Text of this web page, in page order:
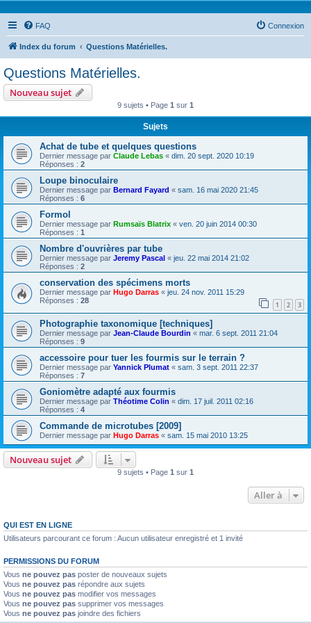
FAQ Connexion
Index du forum Questions Matérielles.
Questions Matérielles.
Nouveau sujet
9 sujets • Page 1 sur 1
Sujets
Achat de tube et quelques questions
Dernier message par Claude Lebas « dim. 20 sept. 2020 10:19
Réponses : 2
Loupe binoculaire
Dernier message par Bernard Fayard « sam. 16 mai 2020 21:45
Réponses : 6
Formol
Dernier message par Rumsaïs Blatrix « ven. 20 juin 2014 00:30
Réponses : 1
Nombre d'ouvrières par tube
Dernier message par Jeremy Pascal « jeu. 22 mai 2014 21:02
Réponses : 2
conservation des spécimens morts
Dernier message par Hugo Darras « jeu. 24 nov. 2011 15:29
Réponses : 28 1 2 3
Photographie taxonomique [techniques]
Dernier message par Jean-Claude Bourdin « mar. 6 sept. 2011 21:04
Réponses : 9
accessoire pour tuer les fourmis sur le terrain ?
Dernier message par Yannick Plumat « sam. 3 sept. 2011 22:37
Réponses : 7
Goniomètre adapté aux fourmis
Dernier message par Théotime Colin « dim. 17 juil. 2011 02:16
Réponses : 4
Commande de microtubes [2009]
Dernier message par Hugo Darras « sam. 15 mai 2010 13:25
Nouveau sujet
9 sujets • Page 1 sur 1
Aller à
QUI EST EN LIGNE
Utilisateurs parcourant ce forum : Aucun utilisateur enregistré et 1 invité
PERMISSIONS DU FORUM
Vous ne pouvez pas poster de nouveaux sujets
Vous ne pouvez pas répondre aux sujets
Vous ne pouvez pas modifier vos messages
Vous ne pouvez pas supprimer vos messages
Vous ne pouvez pas joindre des fichiers